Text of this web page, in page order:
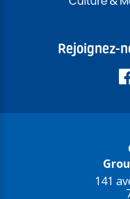
Rejoignez-
141